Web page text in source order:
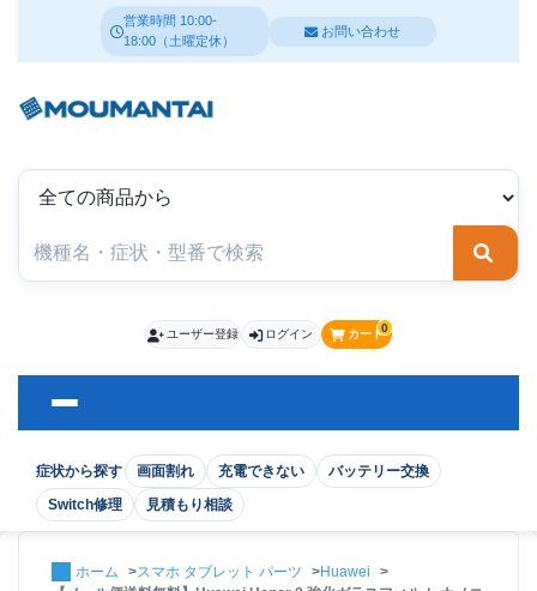
営業時間 10:00-
18:00（土曜定休）
お問い合わせ
検索
症状から探す 画面割れ 充電できない
バッテリー交換
Switch修理
見積もり相談
ユーザー登録 ログイン カート0
ホーム スマホ タブレット パーツ
Huawei